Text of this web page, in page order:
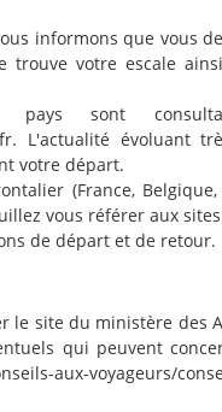
informons que vous
trouve votre escale
pays sont
L'actualité évoluant
votre départ.
(France, Belgique,
vous référer aux
de départ et de retour.
le site du ministère des
qui peuvent
aux-voyageurs/